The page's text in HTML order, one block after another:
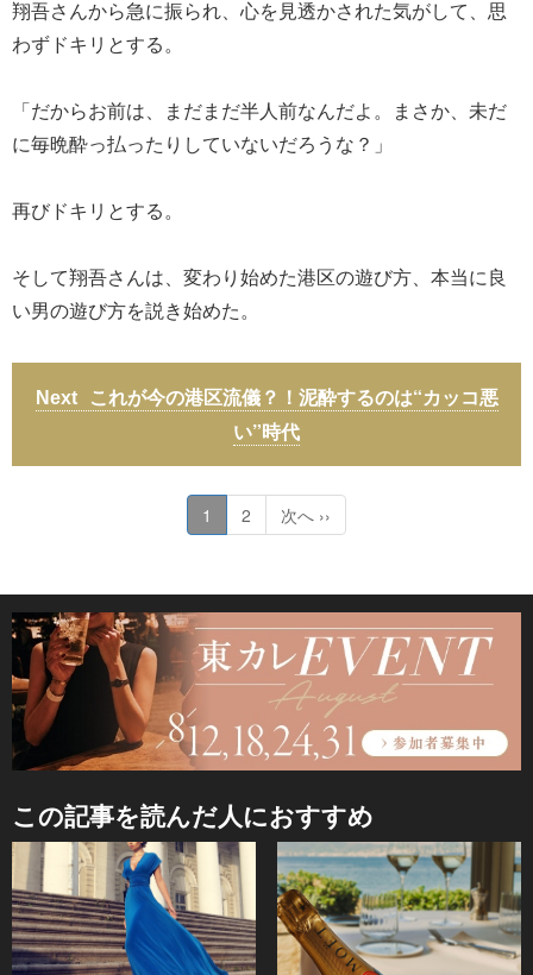
翔吾さんから急に振られ、心を見透かされた気がして、思
わずドキリとする。
「だからお前は、まだまだ半人前なんだよ。まさか、未だ
に毎晩酔っ払ったりしていないだろうな？」
再びドキリとする。
そして翔吾さんは、変わり始めた港区の遊び方、本当に良
い男の遊び方を説き始めた。
これが今の港区流儀？！泥酔するのは“カッコ悪
い”時代
1 2 次へ ››
この記事を読んだ人におすすめ